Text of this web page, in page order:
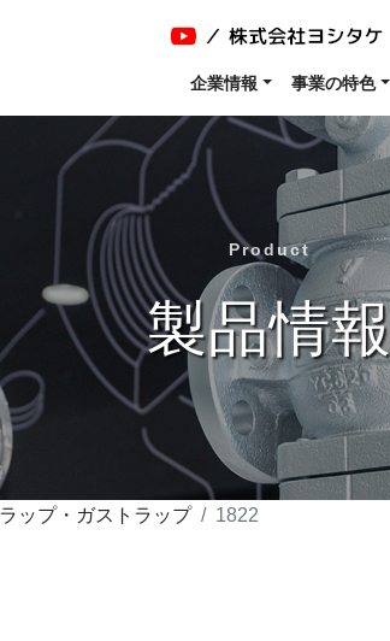
企業情報 事業の特色
Product
製品情報
ップ・ガストラップ 1822